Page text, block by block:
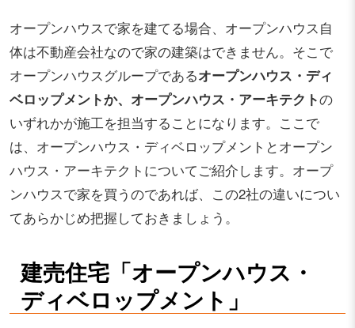
オープンハウスで家を建てる場合、オープンハウス自
体は不動産会社なので家の建築はできません。そこで
オープンハウスグループであるオープンハウス・ディ
ベロップメントか、オープンハウス・アーキテクトの
いずれかが施工を担当することになります。ここで
は、オープンハウス・ディベロップメントとオープン
ハウス・アーキテクトについてご紹介します。オープ
ンハウスで家を買うのであれば、この2社の違いについ
てあらかじめ把握しておきましょう。
建売住宅「オープンハウス・
ディベロップメント」